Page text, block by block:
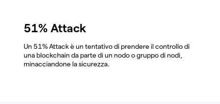
51% Attack
Un 51% Attack è un tentativo di prendere il controllo di
una blockchain da parte di un nodo o gruppo di nodi,
minacciandone la sicurezza.